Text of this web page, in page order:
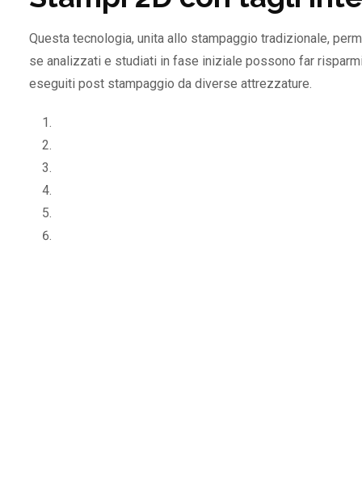
Questa tecnologia, unita allo stampaggio tradizionale,
se analizzati e studiati in fase iniziale possono far
eseguiti post stampaggio da diverse attrezzature.